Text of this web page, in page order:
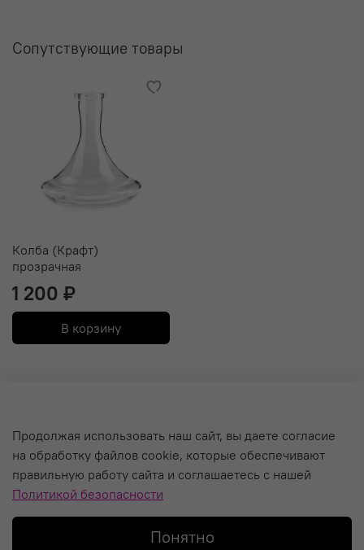
Сопутствующие товары
Колба (Крафт)
прозрачная
1 200 ₽
В корзину
О компании
Уход за кальяном и Гарантия
Политика обработки персональных данных
Продолжая использовать наш сайт, вы даете согласие
на обработку файлов cookie, которые обеспечивают
правильную работу сайта и соглашаетесь с нашей
Политикой безопасности
Понятно